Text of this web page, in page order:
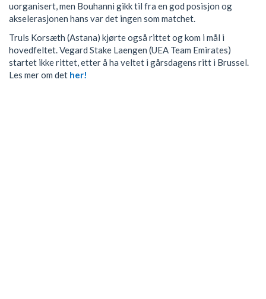
uorganisert, men Bouhanni gikk til fra en god posisjon og
akselerasjonen hans var det ingen som matchet.
Truls Korsæth (Astana) kjørte også rittet og kom i mål i
hovedfeltet. Vegard Stake Laengen (UEA Team Emirates)
startet ikke rittet, etter å ha veltet i gårsdagens ritt i Brussel.
Les mer om det her!